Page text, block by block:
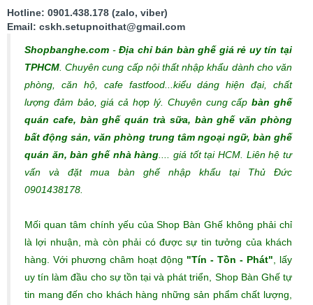
Hotline: 0901.438.178 (zalo, viber)
Email: cskh.setupnoithat@gmail.com
Shopbanghe.com -Địa chỉ bán bàn ghế giá rẻ uy tín tại
TPHCM . Chuyên cung cấp nội thất nhập khẩu dành cho văn
phòng, căn hộ, cafe fastfood...kiểu dáng hiện đại, chất
lượng đảm bảo, giá cả hợp lý. Chuyên cung cấpbàn ghế
quán cafe, bàn ghế quán trà sữa, bàn ghế văn phòng
bất động sản, văn phòng trung tâm ngoại ngữ, bàn ghế
quán ăn, bàn ghế nhà hàng .... giá tốt tại HCM. Liên hệ tư
vấn và đặt mua bàn ghế nhập khẩu tại Thủ Đức
0901438178.
Mối quan tâm chính yếu của Shop Bàn Ghế không phải chỉ
là lợi nhuận, mà còn phải có được sự tin tưởng của khách
hàng. Với phương châm hoạt động "Tín - Tồn - Phát" , lấy
uy tín làm đầu cho sự tồn tại và phát triển, Shop Bàn Ghế tự
tin mang đến cho khách hàng những sản phẩm chất lượng,